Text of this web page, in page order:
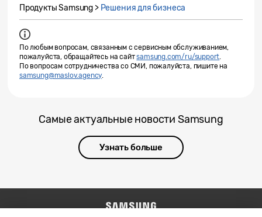
Продукты Samsung > Решения для бизнеса
По любым вопросам, связанным с сервисным обслуживанием,
пожалуйста, обращайтесь на сайтsamsung.com/ru/support.
По вопросам сотрудничества со СМИ, пожалуйста, пишите на
samsung@maslov.agency.
Самые актуальные новости Samsung
Узнать больше